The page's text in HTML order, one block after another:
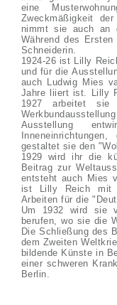
eine
Zweckmäßigkeit
nimmt sie auch an
Während des
Schneiderin.
1924-26 ist Lilly
und für die
auch Ludwig Mies
Jahre liiert ist. Lilly
1927 arbeitet
Ausstellung
gestaltet sie den
1929 wird ihr die
Beitrag zur
entsteht auch Mies
ist Lilly Reich mit
Arbeiten für die
Um 1932 wird sie
berufen, wo sie die
Die Schließung des
dem Zweiten
bildende Künste in
einer schweren
Berlin.